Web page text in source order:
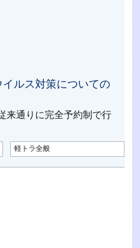
イルス対策についての
来通りに完全予約制で行
軽トラ全般